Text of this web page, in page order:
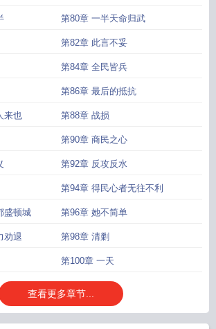
第80章 一半天命归武
第82章 此言不妥
第84章 全民皆兵
第86章 最后的抵抗
来也 第88章 战损
第90章 商民之心
第92章 反攻反水
第94章 得民心者无往不利
盛顿城 第96章 她不简单
劝退 第98章 清剿
第100章 一天
查看更多章节...